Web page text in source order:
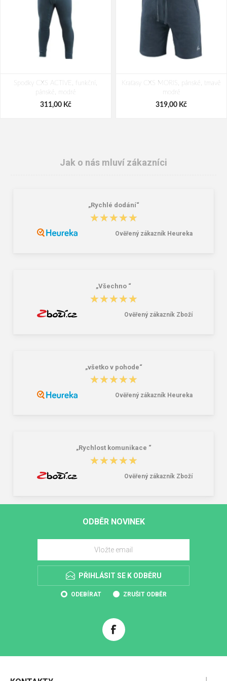
Spodky CXS ACTIVE, funkční,
pánské, modré
311,00 Kč
Kraťasy CXS MORIS, pánské, tmavě
modré
319,00 Kč
Jak o nás mluví zákazníci
„Rychlé dodání“
★★★★★
★★★★★
Ověřený zákazník Heureka
„Všechno “
★★★★★
★★★★★
Ověřený zákazník Zboží
„všetko v pohode“
★★★★★
★★★★★
Ověřený zákazník Heureka
„Rychlost komunikace “
★★★★★
★★★★★
Ověřený zákazník Zboží
ODBĚR NOVINEK
PŘIHLÁSIT SE K ODBĚRU
ODEBÍRAT ZRUŠIT ODBĚR